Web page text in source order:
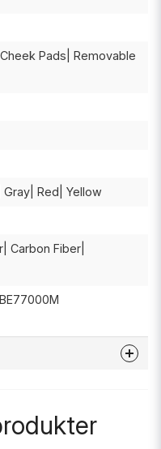
Pads| Removable
Red| Yellow
Carbon Fiber|